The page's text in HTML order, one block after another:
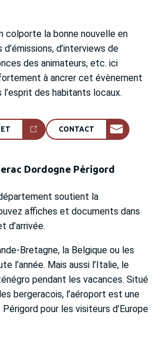
colporte la bonne nouvelle en
d’interviews de
des animateurs, etc. ici
à ancrer cet évènement
des habitants locaux.
CONTACT
Dordogne Périgord
soutient la
affiches et documents dans
d’arrivée.
Bretagne, la Belgique ou les
l’année. Mais aussi l’Italie, le
pendant les vacances. Situé
bergeracois, l’aéroport est une
pour les visiteurs d’Europe